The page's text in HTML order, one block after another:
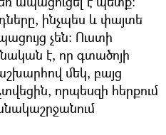
ինչպես և փայտե
չեն։ Ուստի
է, որ գտածոյի
մեկ, բայց
որպեսզի հերքում